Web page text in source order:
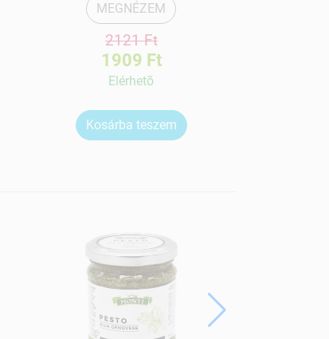
MEGNÉZEM
2121 Ft
1909 Ft
Elérhetõ
Kosárba teszem